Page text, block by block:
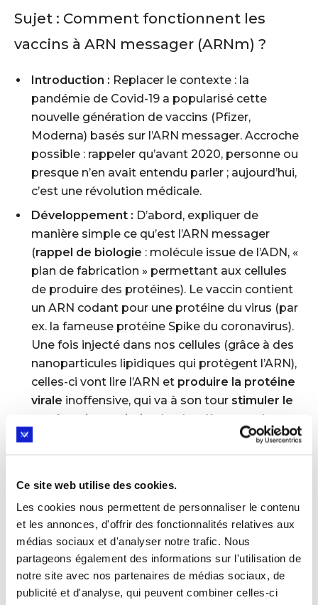
Ce site web utilise des cookies.
Les cookies nous permettent de personnaliser le contenu
et les annonces, d'offrir des fonctionnalités relatives aux
médias sociaux et d'analyser notre trafic. Nous
partageons également des informations sur l'utilisation de
notre site avec nos partenaires de médias sociaux, de
publicité et d'analyse, qui peuvent combiner celles-ci
Sujet : Comment fonctionnent les
vaccins à ARN messager (ARNm) ?
Introduction : Replacer le contexte : la
pandémie de Covid-19 a popularisé cette
nouvelle génération de vaccins (Pfizer,
Moderna) basés sur l’ARN messager. Accroche
possible : rappeler qu’avant 2020, personne ou
presque n’en avait entendu parler ; aujourd’hui,
c’est une révolution médicale.
Développement : D’abord, expliquer de
manière simple ce qu’est l’ARN messager
(rappel de biologie : molécule issue de l’ADN, «
plan de fabrication » permettant aux cellules
de produire des protéines). Le vaccin contient
un ARN codant pour une protéine du virus (par
ex. la fameuse protéine Spike du coronavirus).
Une fois injecté dans nos cellules (grâce à des
nanoparticules lipidiques qui protègent l’ARN),
celles-ci vont lire l’ARN et produire la protéine
virale inoffensive, qui va à son tour stimuler le
système immunitaire
. La deuxième partie peut
de cette
pathogène), modulable, mais nécessite une
conservation à très basse température et peut
entraîner des réactions inflammatoires fortes
(le corps n’aime pas qu’on lui injecte de l’ARN
étranger).
Conclusion :Les vaccins à ARNm constituent